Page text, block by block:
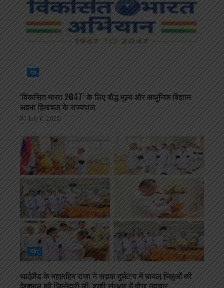
देश
‘विकसित भारत 2047’ के लिए बौद्ध मूल्य और आधुनिक विज्ञान
अहम: हिमाचल के राज्यपाल
July 6, 2026
विदेश
थाईलैंड के महामहिम राजा ने सड़क दुर्घटना में घायल भिक्षुओं की
देखभाल की जिम्मेदारी ली, शाही संरक्षण में होगा उपचार